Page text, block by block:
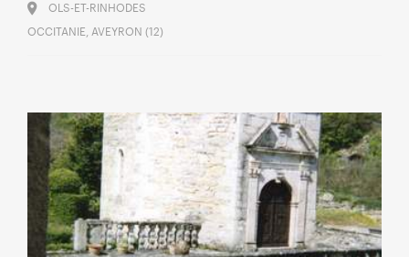
OLS-ET-RINHODES
OCCITANIE, AVEYRON (12)